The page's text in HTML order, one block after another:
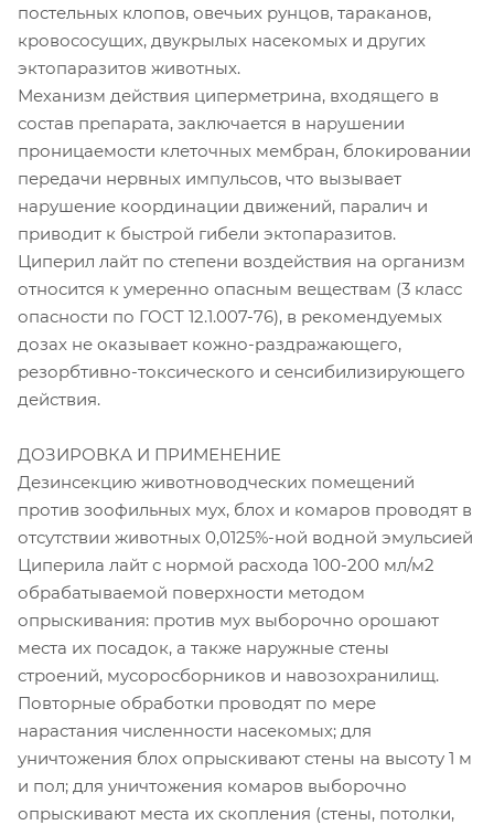
постельных клопов, овечьих рунцов, тараканов,
кровососущих, двукрылых насекомых и других
эктопаразитов животных.
Механизм действия циперметрина, входящего в
состав препарата, заключается в нарушении
проницаемости клеточных мембран, блокировании
передачи нервных импульсов, что вызывает
нарушение координации движений, паралич и
приводит к быстрой гибели эктопаразитов.
Циперил лайт по степени воздействия на организм
относится к умеренно опасным веществам (3 класс
опасности по ГОСТ 12.1.007-76), в рекомендуемых
дозах не оказывает кожно-раздражающего,
резорбтивно-токсического и сенсибилизирующего
действия.
ДОЗИРОВКА И ПРИМЕНЕНИЕ
Дезинсекцию животноводческих помещений
против зоофильных мух, блох и комаров проводят в
отсутствии животных 0,0125%-ной водной эмульсией
Циперила лайт с нормой расхода 100-200 мл/м2
обрабатываемой поверхности методом
опрыскивания: против мух выборочно орошают
места их посадок, а также наружные стены
строений, мусоросборников и навозохранилищ.
Повторные обработки проводят по мере
нарастания численности насекомых; для
уничтожения блох опрыскивают стены на высоту 1 м
и пол; для уничтожения комаров выборочно
опрыскивают места их скопления (стены, потолки,